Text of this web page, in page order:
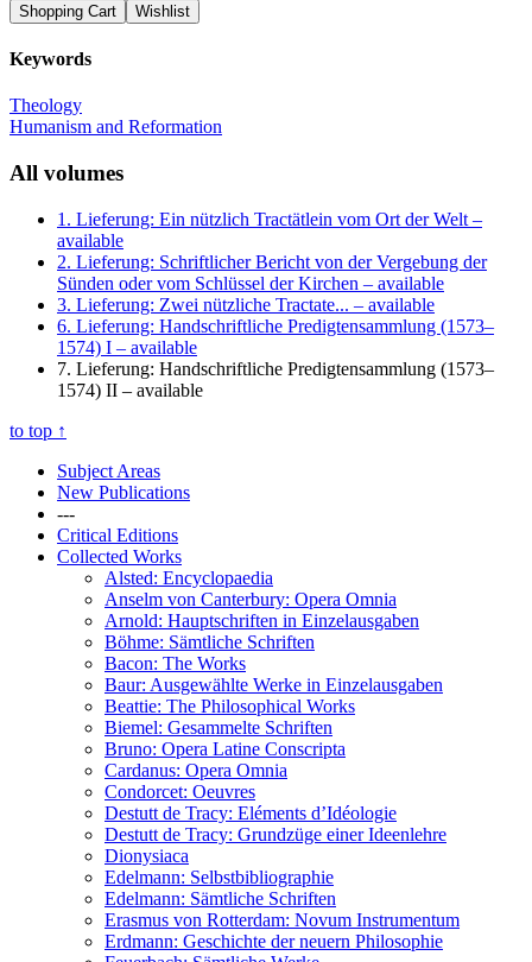
Keywords
Theology
Humanism and Reformation
All volumes
1. Lieferung: Ein nützlich Tractätlein vom Ort der Welt –
available
2. Lieferung: Schriftlicher Bericht von der Vergebung der
Sünden oder vom Schlüssel der Kirchen – available
3. Lieferung: Zwei nützliche Tractate... – available
6. Lieferung: Handschriftliche Predigtensammlung (1573–
1574) I – available
7. Lieferung: Handschriftliche Predigtensammlung (1573–
1574) II – available
to top ↑
Subject Areas
New Publications
---
Critical Editions
Collected Works
Alsted: Encyclopaedia
Anselm von Canterbury: Opera Omnia
Arnold: Hauptschriften in Einzelausgaben
Böhme: Sämtliche Schriften
Bacon: The Works
Baur: Ausgewählte Werke in Einzelausgaben
Beattie: The Philosophical Works
Biemel: Gesammelte Schriften
Bruno: Opera Latine Conscripta
Cardanus: Opera Omnia
Condorcet: Oeuvres
Destutt de Tracy: Eléments d’Idéologie
Destutt de Tracy: Grundzüge einer Ideenlehre
Dionysiaca
Edelmann: Selbstbibliographie
Edelmann: Sämtliche Schriften
Erasmus von Rotterdam: Novum Instrumentum
Erdmann: Geschichte der neuern Philosophie